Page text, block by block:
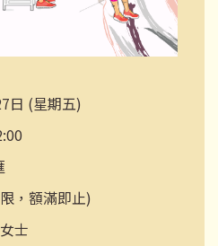
日 (星期五)
，額滿即止)
士